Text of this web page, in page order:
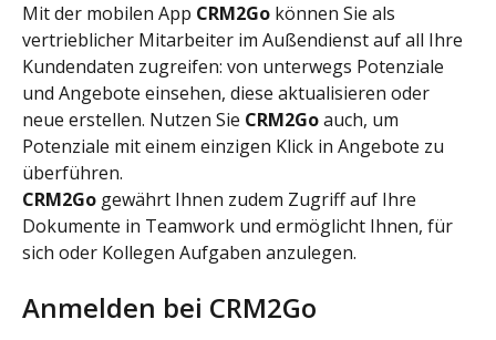
Mit der mobilen App CRM2Go können Sie als
vertrieblicher Mitarbeiter im Außendienst auf all Ihre
Kundendaten zugreifen: von unterwegs Potenziale
und Angebote einsehen, diese aktualisieren oder
neue erstellen. Nutzen Sie CRM2Go auch, um
Potenziale mit einem einzigen Klick in Angebote zu
überführen.
CRM2Go gewährt Ihnen zudem Zugriff auf Ihre
Dokumente in Teamwork und ermöglicht Ihnen, für
sich oder Kollegen Aufgaben anzulegen.
Anmelden bei CRM2Go